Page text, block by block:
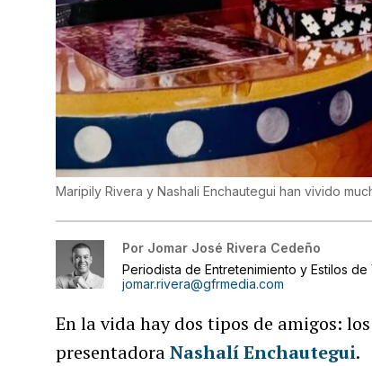
Maripily Rivera y Nashali Enchautegui han vivido
Por Jomar José Rivera Cedeño
Periodista de Entretenimiento y Estilos de
jomar.rivera@gfrmedia.com
En la vida hay dos tipos de amigos:
presentadoraNashalí Enchautegui.